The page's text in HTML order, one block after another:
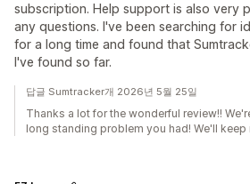
subscription. Help support is also very
any questions. I've been searching for
for a long time and found that
I've found so far.
답글 Sumtracker개 2026년 5월 25일
Thanks a lot for the wonderful review!!
long standing problem you had! We'll